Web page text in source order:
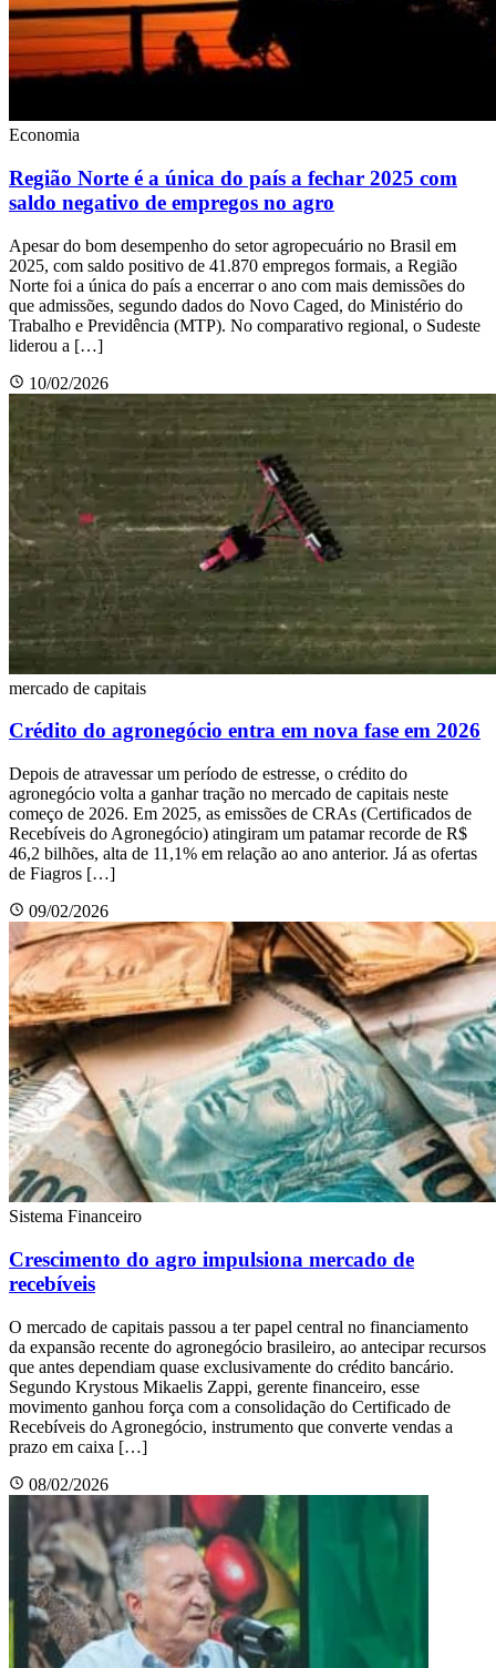
Economia
Região Norte é a única do país a fechar 2025 com
saldo negativo de empregos no agro
Apesar do bom desempenho do setor agropecuário no Brasil em
2025, com saldo positivo de 41.870 empregos formais, a Região
Norte foi a única do país a encerrar o ano com mais demissões do
que admissões, segundo dados do Novo Caged, do Ministério do
Trabalho e Previdência (MTP). No comparativo regional, o Sudeste
liderou a […]
10/02/2026
mercado de capitais
Crédito do agronegócio entra em nova fase em 2026
Depois de atravessar um período de estresse, o crédito do
agronegócio volta a ganhar tração no mercado de capitais neste
começo de 2026. Em 2025, as emissões de CRAs (Certificados de
Recebíveis do Agronegócio) atingiram um patamar recorde de R$
46,2 bilhões, alta de 11,1% em relação ao ano anterior. Já as ofertas
de Fiagros […]
09/02/2026
Sistema Financeiro
Crescimento do agro impulsiona mercado de
recebíveis
O mercado de capitais passou a ter papel central no financiamento
da expansão recente do agronegócio brasileiro, ao antecipar recursos
que antes dependiam quase exclusivamente do crédito bancário.
Segundo Krystous Mikaelis Zappi, gerente financeiro, esse
movimento ganhou força com a consolidação do Certificado de
Recebíveis do Agronegócio, instrumento que converte vendas a
prazo em caixa […]
08/02/2026